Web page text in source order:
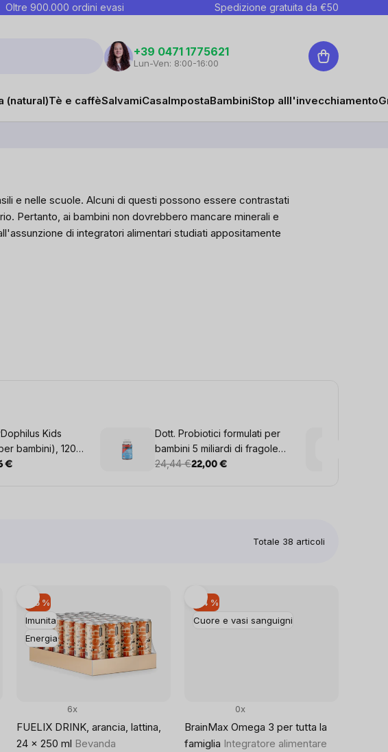
Oltre 900.000 ordini evasi Spedizione gratuita da €50
+39 0471 1775621
Lun-Ven: 8:00-16:00
Carrello
(natural)Tè e caffèSalvamiCasaImpostaBambiniStop alll'invecchiamento
e nelle scuole. Alcuni di questi possono essere contrastati
Pertanto, ai bambini non dovrebbero mancare minerali e
di integratori alimentari studiati appositamente
Kids
bambini), 120
€
Dott. Probiotici formulati per
bambini 5 miliardi di fragole
60 caramelle gommose
24,44 €22,00 €
Totale 38 articoli
Imunita
Energia
–15 %
FUELIX DRINK, arancia, lattina,
24 x 250 ml Bevanda
6x
Cuore e vasi sanguigni
–14 %
BrainMax Omega 3 per tutta la
famiglia Integratore alimentare
0x